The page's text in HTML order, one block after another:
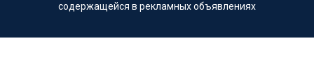
содержащейся в рекламных объявлениях